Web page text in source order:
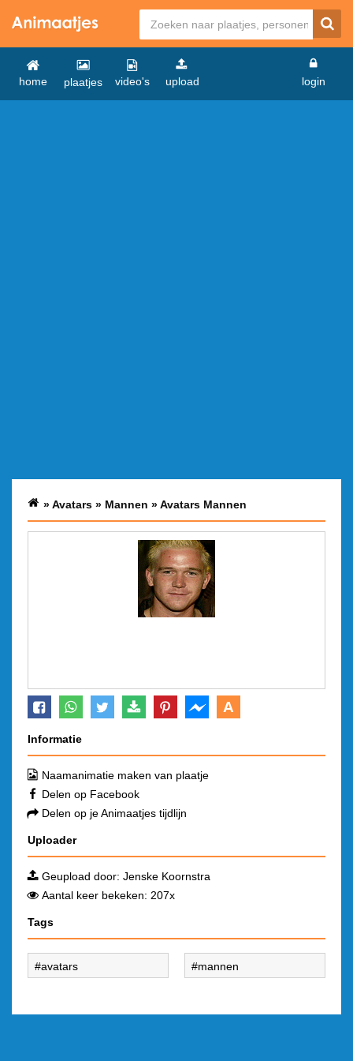
home plaatjes video's upload login
»Avatars » Mannen »Avatars Mannen
A
Informatie
Naamanimatie maken van plaatje
Delen op Facebook
Delen op je Animaatjes tijdlijn
Uploader
Geupload door: Jenske Koornstra
Aantal keer bekeken: 207x
Tags
avatars mannen